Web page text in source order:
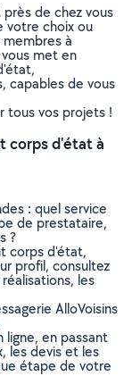
de chez vous
votre choix ou
à
met en
capables de vous
tous vos projets !
corps d'état à
: quel service
de prestataire,
?
corps d'état,
profil, consultez
les
AlloVoisins
en passant
les devis et les
étape de votre